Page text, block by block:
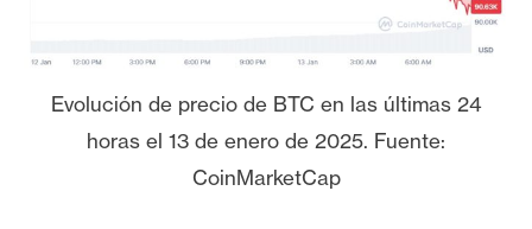
e
c
u
r
Evolución de precio de BTC en las últimas 24
horas el 13 de enero de 2025. Fuente:
CoinMarketCap